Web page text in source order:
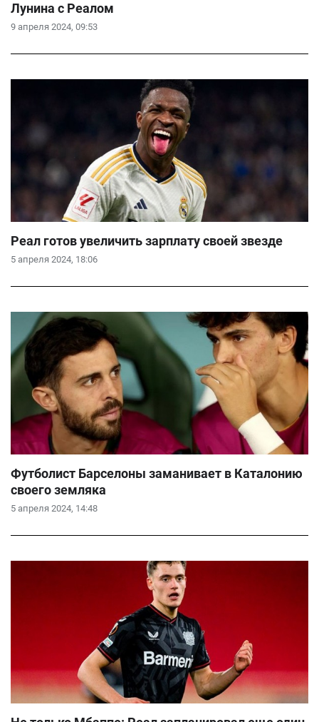
9 апреля 2024, 09:53
Лунина с Реалом
5 апреля 2024, 18:06
Реал готов увеличить зарплату своей звезде
5 апреля 2024, 14:48
Футболист Барселоны заманивает в Каталонию
своего земляка